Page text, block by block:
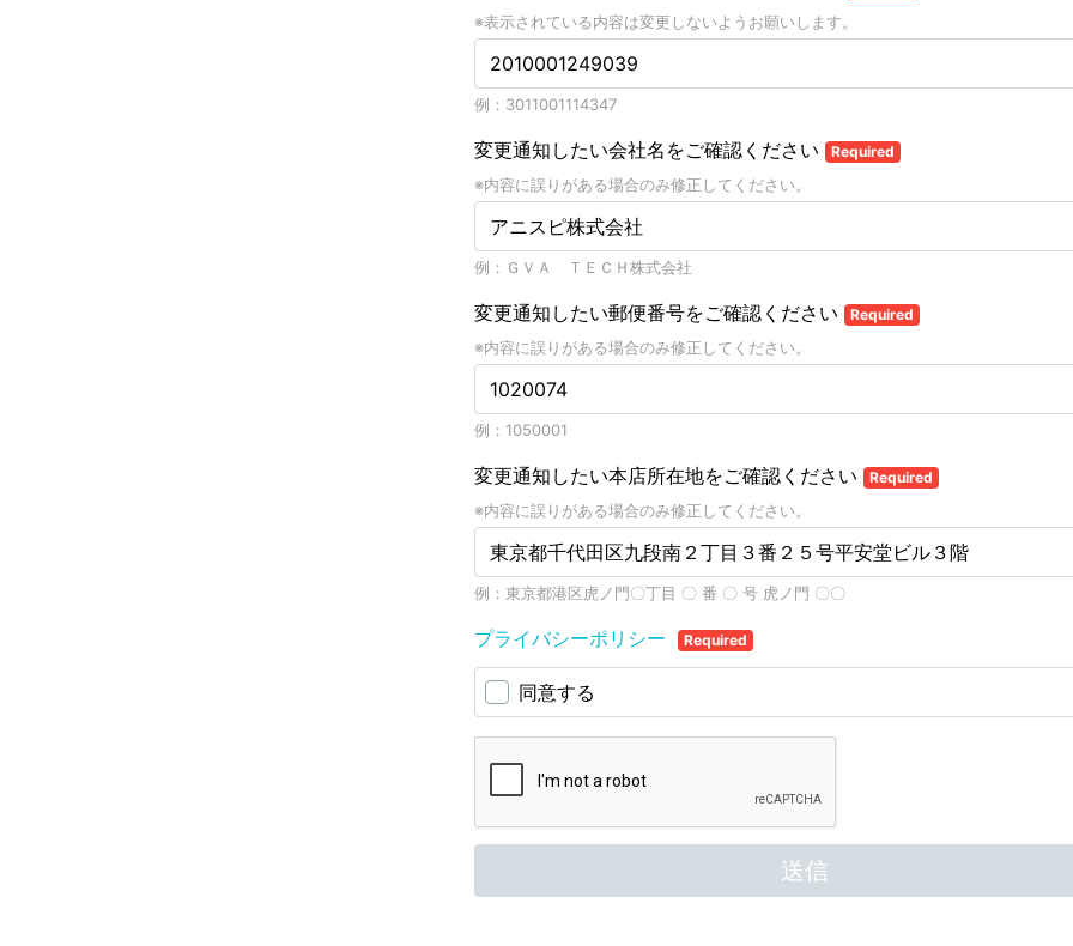
※表示されている内容は変更しないようお願いします。
例：3011001114347
変更通知したい会社名をご確認ください Required
※内容に誤りがある場合のみ修正してください。
例：ＧＶＡ ＴＥＣＨ株式会社
変更通知したい郵便番号をご確認ください Required
※内容に誤りがある場合のみ修正してください。
例：1050001
変更通知したい本店所在地をご確認ください Required
※内容に誤りがある場合のみ修正してください。
例：東京都港区虎ノ門〇丁目 〇 番 〇 号 虎ノ門 〇〇
プライバシーポリシー Required
同意する
送信